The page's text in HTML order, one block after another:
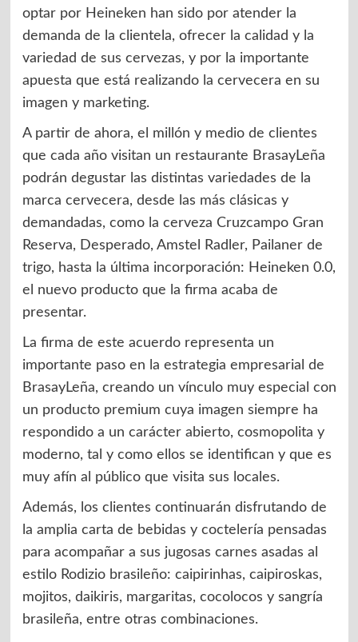
optar por Heineken han sido por atender la
demanda de la clientela, ofrecer la calidad y la
variedad de sus cervezas, y por la importante
apuesta que está realizando la cervecera en su
imagen y marketing.
A partir de ahora, el millón y medio de clientes
que cada año visitan un restaurante BrasayLeña
podrán degustar las distintas variedades de la
marca cervecera, desde las más clásicas y
demandadas, como la cerveza Cruzcampo Gran
Reserva, Desperado, Amstel Radler, Pailaner de
trigo, hasta la última incorporación: Heineken 0.0,
el nuevo producto que la firma acaba de
presentar.
La firma de este acuerdo representa un
importante paso en la estrategia empresarial de
BrasayLeña, creando un vínculo muy especial con
un producto premium cuya imagen siempre ha
respondido a un carácter abierto, cosmopolita y
moderno, tal y como ellos se identifican y que es
muy afín al público que visita sus locales.
Además, los clientes continuarán disfrutando de
la amplia carta de bebidas y coctelería pensadas
para acompañar a sus jugosas carnes asadas al
estilo Rodizio brasileño: caipirinhas, caipiroskas,
mojitos, daikiris, margaritas, cocolocos y sangría
brasileña, entre otras combinaciones.